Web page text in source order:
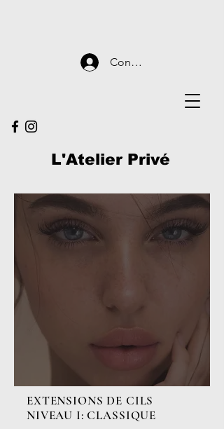
L'Atelier Privé
Connexion
EXTENSIONS DE CILS
NIVEAU I: CLASSIQUE